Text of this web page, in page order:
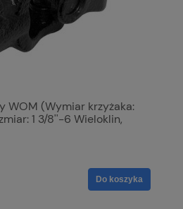
WOM (Wymiar krzyżaka:
1 3/8''-6 Wieloklin,
Do koszyka